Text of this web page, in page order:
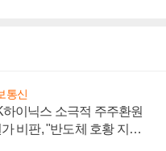
통신
이닉스 소극적 주주환원
비판, "반도체 호황 지속